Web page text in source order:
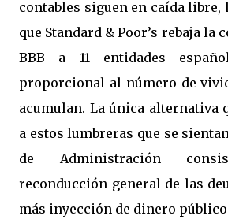
contables siguen en caída libre,
que Standard & Poor’s rebaja la
BBB a 11 entidades
proporcional al número de
acumulan. La única alternativa
a estos lumbreras que se
de Administración
reconducción general de las
más inyección de dinero público